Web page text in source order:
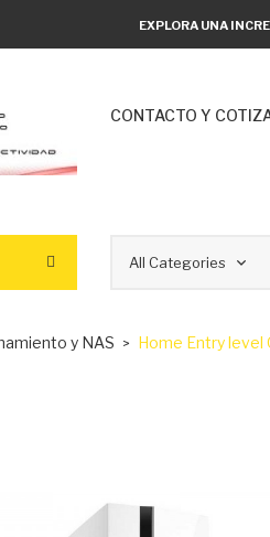
EXPLORA UNA
CONTACTO Y
y NAS Home Entry level